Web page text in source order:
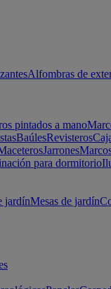
Alfombras de
pintados a mano
BaúlesRevisteros
Jarrones
para dormitorio
jardínMesas de jardín